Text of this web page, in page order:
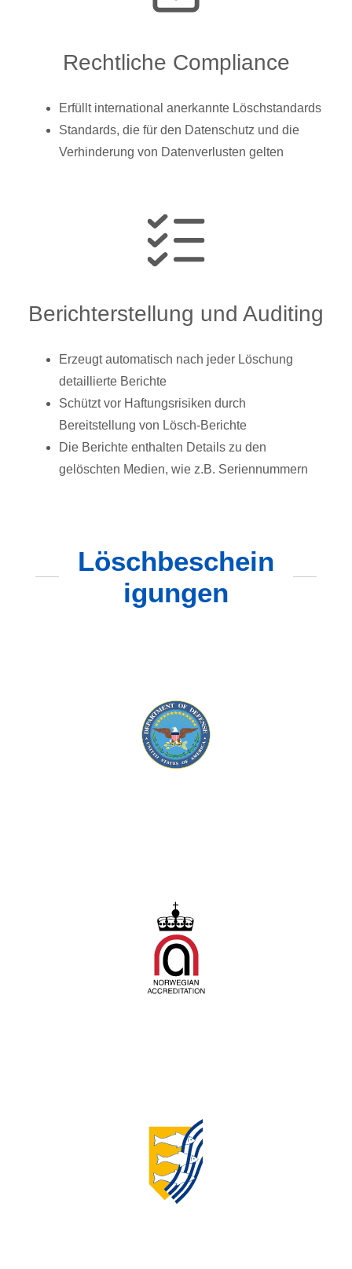
Rechtliche Compliance
Erfüllt international anerkannte Löschstandards
Standards, die für den Datenschutz und die
Verhinderung von Datenverlusten gelten
Berichterstellung und Auditing
Erzeugt automatisch nach jeder Löschung
detaillierte Berichte
Schützt vor Haftungsrisiken durch
Bereitstellung von Lösch-Berichte
Die Berichte enthalten Details zu den
gelöschten Medien, wie z.B. Seriennummern
Löschbeschein
igungen